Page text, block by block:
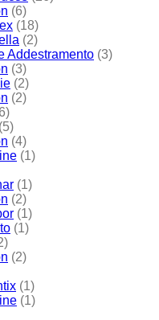
(6)
(18)
(2)
Addestramento (3)
(3)
(2)
(2)
(5)
(4)
(1)
(1)
(2)
(1)
(1)
(2)
(1)
(1)